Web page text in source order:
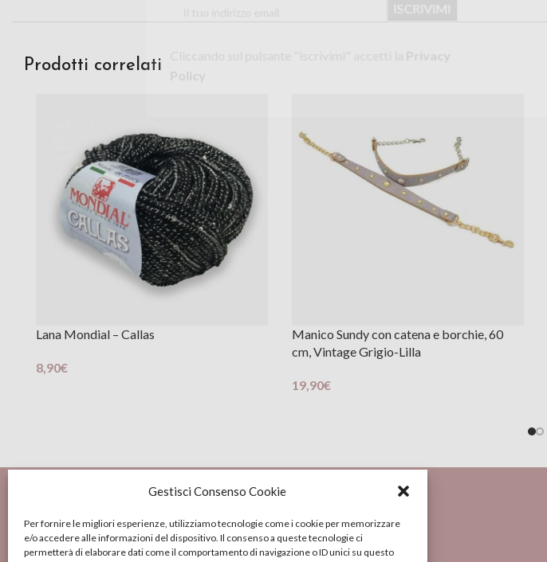
Gestisci Consenso Cookie
Per fornire le migliori esperienze, utilizziamo tecnologie come i cookie per memorizzare
e/o accedere alle informazioni del dispositivo. Il consenso a queste tecnologie ci
permetterà di elaborare dati come il comportamento di navigazione o ID unici su questo
Prodotti correlati
Lana Mondial – Callas
8,90€
Manico Sundy con catena e borchie, 60
cm, Vintage Grigio-Lilla
19,90€
Contatti